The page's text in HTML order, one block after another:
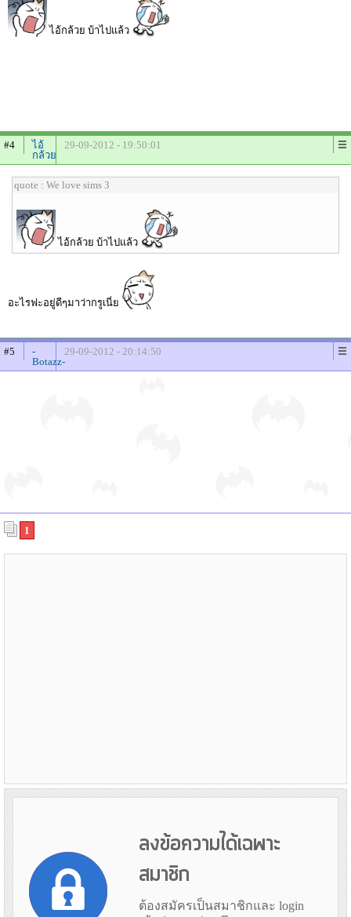
ไอ้กล้วย บ้าไปแล้ว
#4
ไอ้
กล้วย
29-09-2012 - 19:50:01
quote : We love sims 3
ไอ้กล้วย บ้าไปแล้ว
อะไรฟะอยู่ดีๆมาว่ากรูเนี่ย
#5
-
Botazz-
29-09-2012 - 20:14:50
1
ลงข้อความได้เฉพาะ
สมาชิก
ต้องสมัครเป็นสมาชิกและ login